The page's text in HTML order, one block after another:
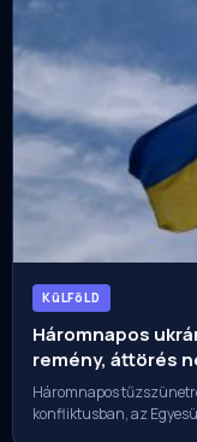
KüLFöLD
Háromnapos
remény, áttörés
Háromnapos
konfliktusban, az